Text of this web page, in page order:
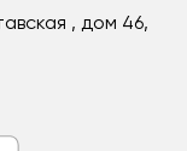
, дом 46,